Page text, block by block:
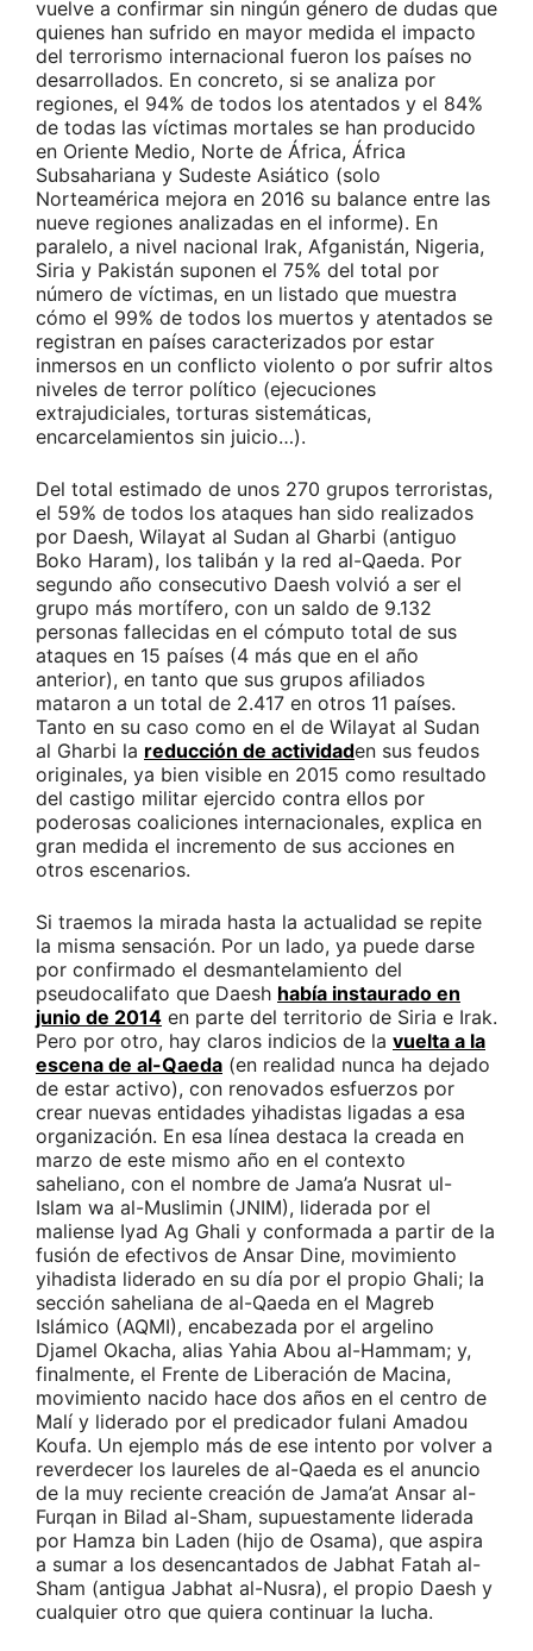
vuelve a confirmar sin ningún género de dudas que
quienes han sufrido en mayor medida el impacto
del terrorismo internacional fueron los países no
desarrollados. En concreto, si se analiza por
regiones, el 94% de todos los atentados y el 84%
de todas las víctimas mortales se han producido
en Oriente Medio, Norte de África, África
Subsahariana y Sudeste Asiático (solo
Norteamérica mejora en 2016 su balance entre las
nueve regiones analizadas en el informe). En
paralelo, a nivel nacional Irak, Afganistán, Nigeria,
Siria y Pakistán suponen el 75% del total por
número de víctimas, en un listado que muestra
cómo el 99% de todos los muertos y atentados se
registran en países caracterizados por estar
inmersos en un conflicto violento o por sufrir altos
niveles de terror político (ejecuciones
extrajudiciales, torturas sistemáticas,
encarcelamientos sin juicio…).
Del total estimado de unos 270 grupos terroristas,
el 59% de todos los ataques han sido realizados
por Daesh, Wilayat al Sudan al Gharbi (antiguo
Boko Haram), los talibán y la red al-Qaeda. Por
segundo año consecutivo Daesh volvió a ser el
grupo más mortífero, con un saldo de 9.132
personas fallecidas en el cómputo total de sus
ataques en 15 países (4 más que en el año
anterior), en tanto que sus grupos afiliados
mataron a un total de 2.417 en otros 11 países.
Tanto en su caso como en el de Wilayat al Sudan
al Gharbi la reducción de actividaden sus feudos
originales, ya bien visible en 2015 como resultado
del castigo militar ejercido contra ellos por
poderosas coaliciones internacionales, explica en
gran medida el incremento de sus acciones en
otros escenarios.
Si traemos la mirada hasta la actualidad se repite
la misma sensación. Por un lado, ya puede darse
por confirmado el desmantelamiento del
pseudocalifato que Daesh había instaurado en
junio de 2014 en parte del territorio de Siria e Irak.
Pero por otro, hay claros indicios de la vuelta a la
escena de al-Qaeda (en realidad nunca ha dejado
de estar activo), con renovados esfuerzos por
crear nuevas entidades yihadistas ligadas a esa
organización. En esa línea destaca la creada en
marzo de este mismo año en el contexto
saheliano, con el nombre de Jama’a Nusrat ul-
Islam wa al-Muslimin (JNIM), liderada por el
maliense Iyad Ag Ghali y conformada a partir de la
fusión de efectivos de Ansar Dine, movimiento
yihadista liderado en su día por el propio Ghali; la
sección saheliana de al-Qaeda en el Magreb
Islámico (AQMI), encabezada por el argelino
Djamel Okacha, alias Yahia Abou al-Hammam; y,
finalmente, el Frente de Liberación de Macina,
movimiento nacido hace dos años en el centro de
Malí y liderado por el predicador fulani Amadou
Koufa. Un ejemplo más de ese intento por volver a
reverdecer los laureles de al-Qaeda es el anuncio
de la muy reciente creación de Jama’at Ansar al-
Furqan in Bilad al-Sham, supuestamente liderada
por Hamza bin Laden (hijo de Osama), que aspira
a sumar a los desencantados de Jabhat Fatah al-
Sham (antigua Jabhat al-Nusra), el propio Daesh y
cualquier otro que quiera continuar la lucha.